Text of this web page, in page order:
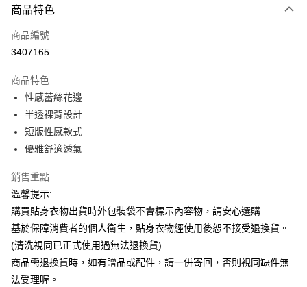
信用卡一次付款
超商取貨付款
Apple Pay
街口支付
悠遊付
ATM付款
全家付款取貨
每筆NT$65，滿NT$599(含以上)免運費
7-11付款取貨
商品特色
商品編號
3407165
商品特色
性感蕾絲花邊
半透裸背設計
短版性感款式
優雅舒適透氣
銷售重點
溫馨提示:
購買貼身衣物出貨時外包裝袋不會標示內容物，請安心選購
基於保障消費者的個人衛生，貼身衣物經使用後恕不接受退換貨。
(清洗視同已正式使用過無法退換貨)
商品需退換貨時，如有贈品或配件，請一併寄回，否則視同缺件無
法受理喔。